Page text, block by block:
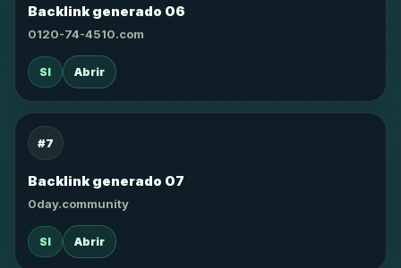
Backlink generado 06
0120-74-4510.com
SI Abrir
#7
Backlink generado 07
0day.community
SI Abrir